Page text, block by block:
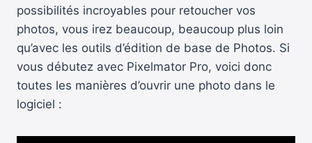
possibilités incroyables pour retoucher vos
photos, vous irez beaucoup, beaucoup plus loin
qu’avec les outils d’édition de base de Photos. Si
vous débutez avec Pixelmator Pro, voici donc
toutes les manières d’ouvrir une photo dans le
logiciel :